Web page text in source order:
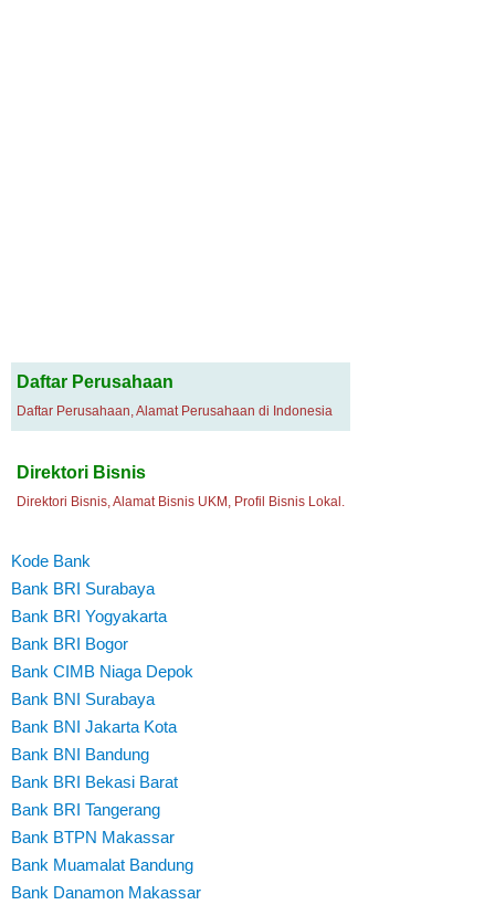
Daftar Perusahaan
Daftar Perusahaan, Alamat Perusahaan di Indonesia
Direktori Bisnis
Direktori Bisnis, Alamat Bisnis UKM, Profil Bisnis Lokal.
Kode Bank
Bank BRI Surabaya
Bank BRI Yogyakarta
Bank BRI Bogor
Bank CIMB Niaga Depok
Bank BNI Surabaya
Bank BNI Jakarta Kota
Bank BNI Bandung
Bank BRI Bekasi Barat
Bank BRI Tangerang
Bank BTPN Makassar
Bank Muamalat Bandung
Bank Danamon Makassar